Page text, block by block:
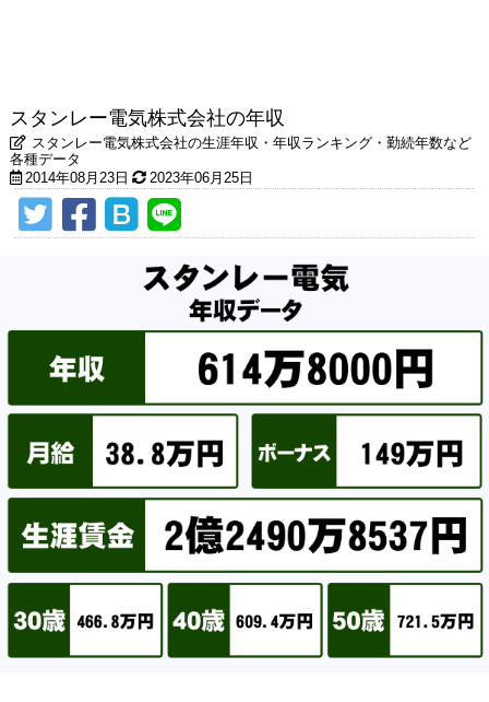
スタンレー電気株式会社の年収
スタンレー電気株式会社の生涯年収・年収ランキング・勤続年数など
各種データ
2014年08月23日
2023年06月25日